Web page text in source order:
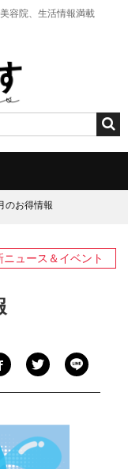
容院、生活情報満載
のお得情報
ニュース＆イベント